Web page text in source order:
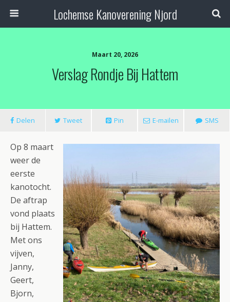
Lochemse Kanoverening Njord
Maart 20, 2026
Verslag Rondje Bij Hattem
Delen Tweet Pin E-mailen SMS
Op 8 maart
weer de
eerste
kanotocht.
De aftrap
vond plaats
bij Hattem.
Met ons
vijven,
Janny,
Geert,
Bjorn,